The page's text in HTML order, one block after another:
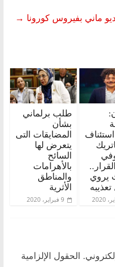
ماني بفيروس كورونا →
يروي
طلب برلماني
بشأن
المضايقات التى
يتعرض لها
السائح
بالأهرامات
والمناطق
الأثرية
9 فبراير، 2020
الحقول الإلزامية